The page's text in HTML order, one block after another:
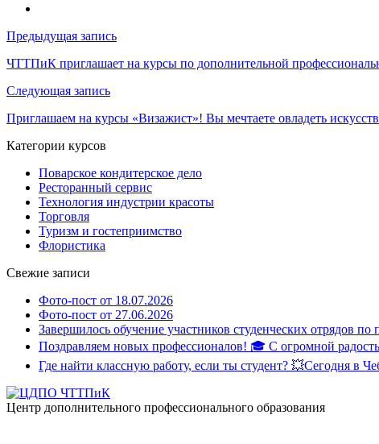
Навигация
по
записям
Предыдущая запись
ЧТТПиК приглашает на курсы по дополнительной
Следующая запись
Приглашаем на курсы «Визажист»! Вы мечтаете овладеть
Категории курсов
Поварское кондитерское дело
Ресторанный сервис
Технология индустрии красоты
Торговля
Туризм и гостеприимство
Флористика
Свежие записи
Фото-пост от 18.07.2026
Фото-пост от 27.06.2026
Завершилось обучение участников студенческих отрядов
Поздравляем новых профессионалов! 🎓 С огромной
Где найти классную работу, если ты студент? 💥Сегодня в
Центр дополнительного профессионального образования